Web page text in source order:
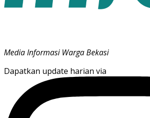
Media Informasi Warga Bekasi
Dapatkan update harian via